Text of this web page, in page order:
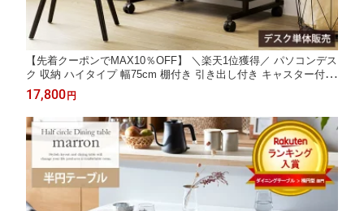
【先着クーポンでMAX10％OFF】 ＼楽天1位獲得／ パソコンデス
ク 収納 ハイタイプ 幅75cm 棚付き 引き出し付き キャスター付き
大型モニタ ワークデスク PCデスク 書斎机 勉強机 オフィス プリ
ンター 置き 省スペース おしゃれ テレワーク 在宅 北欧 ブラウン
iwp-65 Works
17,800 円